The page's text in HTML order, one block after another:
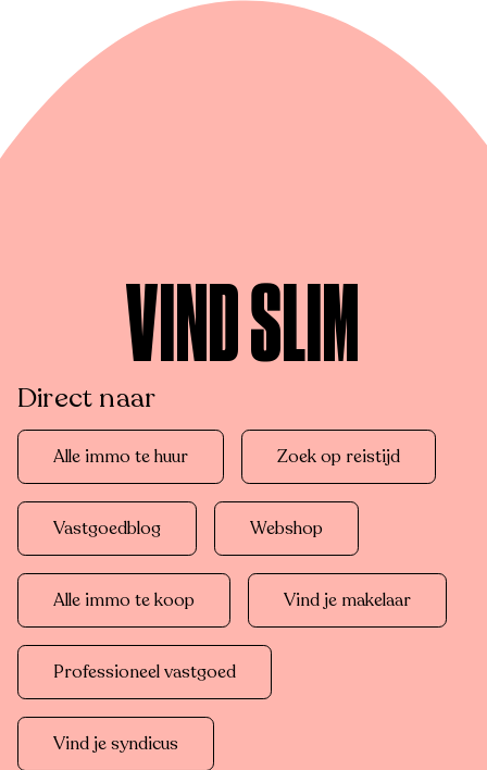
VIND SLIM
Direct naar
Alle immo te huur Zoek op reistijd
Vastgoedblog Webshop
Alle immo te koop Vind je makelaar
Professioneel vastgoed
Vind je syndicus